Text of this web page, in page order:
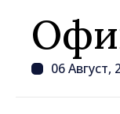
06 Август,